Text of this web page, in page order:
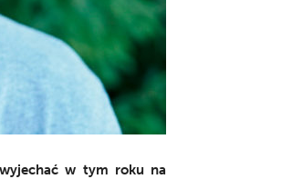
w tym roku na